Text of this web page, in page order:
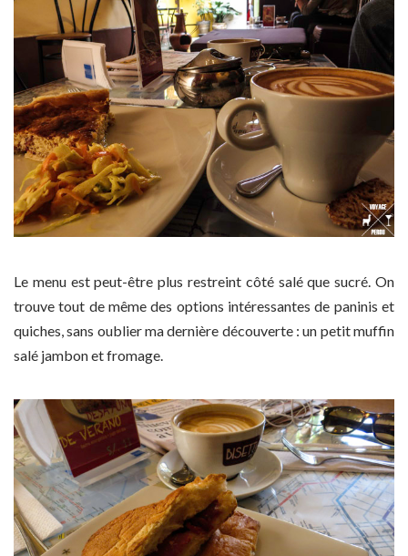
Le menu est peut-être plus restreint côté salé que sucré. On
trouve tout de même des options intéressantes de paninis et
quiches, sans oublier ma dernière découverte : un petit muffin
salé jambon et fromage.